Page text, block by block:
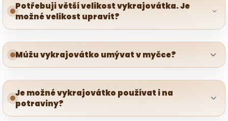
Potřebuji větší velikost vykrajovátka. Je
možné velikost upravit?
Můžu vykrajovátko umývat v myčce?
Je možné vykrajovátko používat i na
potraviny?